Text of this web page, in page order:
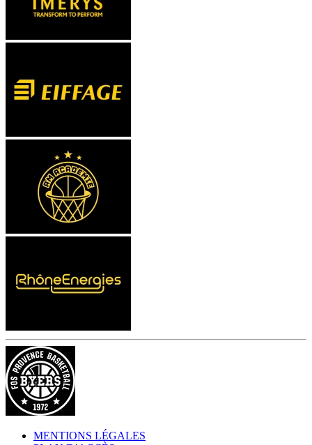
MENTIONS LÉGALES